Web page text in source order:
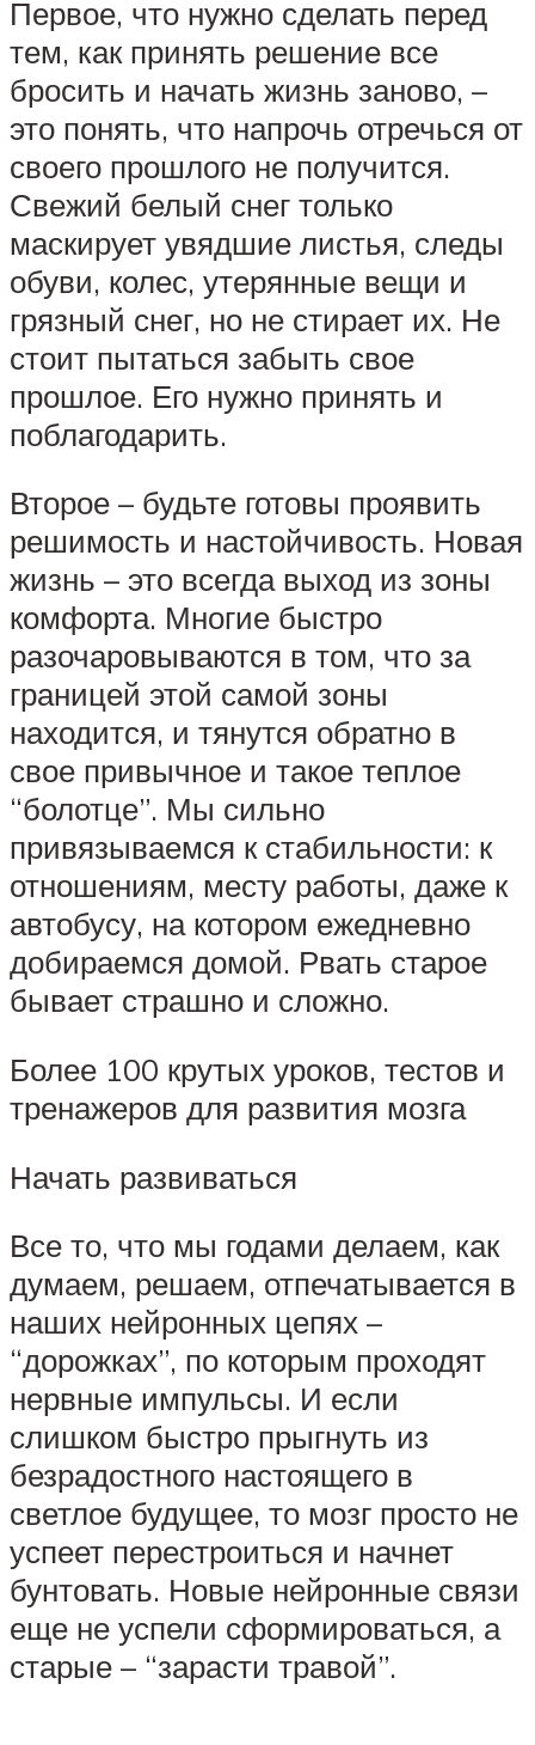
Первое, что нужно сделать перед
тем, как принять решение все
бросить и начать жизнь заново, –
это понять, что напрочь отречься от
своего прошлого не получится.
Свежий белый снег только
маскирует увядшие листья, следы
обуви, колес, утерянные вещи и
грязный снег, но не стирает их. Не
стоит пытаться забыть свое
прошлое. Его нужно принять и
поблагодарить.
Второе – будьте готовы проявить
решимость и настойчивость. Новая
жизнь – это всегда выход из зоны
комфорта. Многие быстро
разочаровываются в том, что за
границей этой самой зоны
находится, и тянутся обратно в
свое привычное и такое теплое
“болотце”. Мы сильно
привязываемся к стабильности: к
отношениям, месту работы, даже к
автобусу, на котором ежедневно
добираемся домой. Рвать старое
бывает страшно и сложно.
Более 100 крутых уроков, тестов и
тренажеров для развития мозга
Начать развиваться
Все то, что мы годами делаем, как
думаем, решаем, отпечатывается в
наших нейронных цепях –
“дорожках”, по которым проходят
нервные импульсы. И если
слишком быстро прыгнуть из
безрадостного настоящего в
светлое будущее, то мозг просто не
успеет перестроиться и начнет
бунтовать. Новые нейронные связи
еще не успели сформироваться, а
старые – “зарасти травой”.